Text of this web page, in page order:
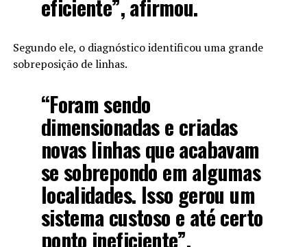
eficiente”, afirmou.
Segundo ele, o diagnóstico identificou uma grande
sobreposição de linhas.
“Foram sendo
dimensionadas e criadas
novas linhas que acabavam
se sobrepondo em algumas
localidades. Isso gerou um
sistema custoso e até certo
ponto ineficiente”,